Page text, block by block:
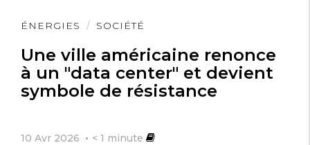
ÉNERGIES SOCIÉTÉ
Une ville américaine renonce
à un "data center" et devient
symbole de résistance
10 Avr 2026 < 1 minute
Lire